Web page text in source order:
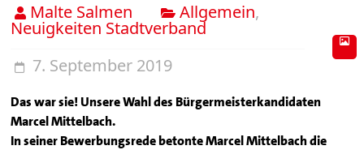
Malte Salmen Allgemein,
Neuigkeiten Stadtverband
7. September 2019
Das war sie! Unsere Wahl des Bürgermeisterkandidaten
Marcel Mittelbach.
In seiner Bewerbungsrede betonte Marcel Mittelbach die